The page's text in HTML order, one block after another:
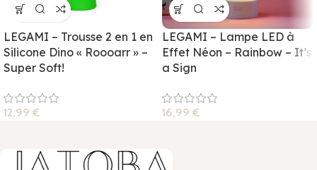
LEGAMI – Trousse 2 en 1 en
Silicone Dino « Roooarr » –
Super Soft!
12,99 €
LEGAMI – Lampe LED à
Effet Néon – Rainbow – It’s
a Sign
16,99 €